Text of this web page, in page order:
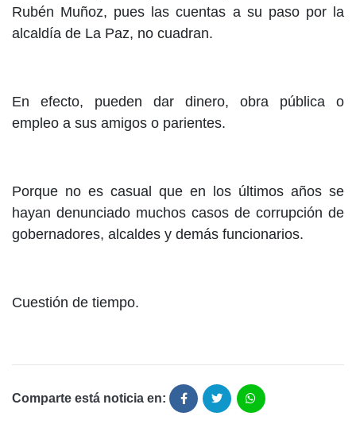
Rubén Muñoz, pues las cuentas a su paso por la
alcaldía de La Paz, no cuadran.
En efecto, pueden dar dinero, obra pública o
empleo a sus amigos o parientes.
Porque no es casual que en los últimos años se
hayan denunciado muchos casos de corrupción de
gobernadores, alcaldes y demás funcionarios.
Cuestión de tiempo.
Comparte está noticia en: